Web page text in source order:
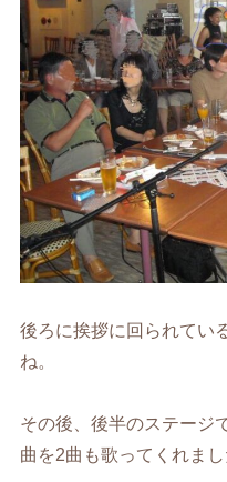
後ろに挨拶に回られてい
ね。
その後、後半のステージ
曲を2曲も歌ってくれまし